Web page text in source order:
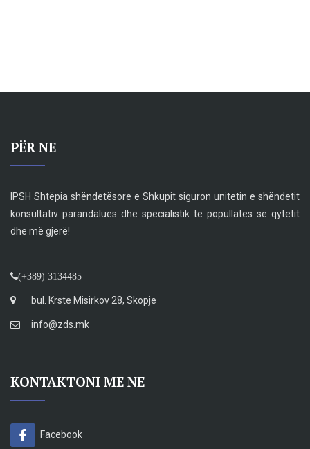
PËR NE
IPSH Shtëpia shëndetësore e Shkupit siguron unitetin e shëndetit
konsultativ parandalues dhe specialistik të popullatës së qytetit
dhe më gjerë!
(+389) 3134485
bul. Krste Misirkov 28, Skopje
info@zds.mk
KONTAKTONI ME NE
Facebook